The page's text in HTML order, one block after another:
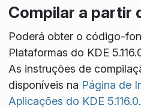
Compilar a partir
Poderá obter o código-
Plataformas do KDE
As instruções de
disponíveis na Página de
Aplicações do KDE 5.116.0.